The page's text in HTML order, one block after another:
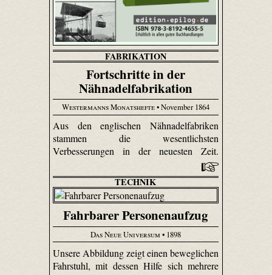
FABRIKATION
Fortschritte in der
Nähnadelfabrikation
Westermanns Monatshefte• November 1864
Aus den englischen Nähnadelfabriken
stammen die wesentlichsten
Verbesserungen in der neuesten Zeit.
TECHNIK
Fahrbarer Personenaufzug
Das Neue Universum • 1898
Unsere Abbildung zeigt einen beweglichen
Fahrstuhl, mit dessen Hilfe sich mehrere